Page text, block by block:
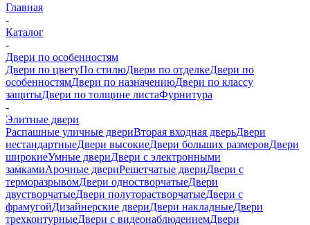
Главная
-
Каталог
-
Двери по особенностям
Двери по цветуПо стилюДвери по отделкеДвери по
особенностямДвери по назначениюДвери по классу
защитыДвери по толщине листаФурнитура
-
Элитные двери
Распашные уличные двериВторая входная дверьДвери
нестандартныеДвери высокиеДвери больших размеровДвери
широкиеУмные двериДвери с электронными
замкамиАрочные двериРешетчатые двериДвери с
терморазрывомДвери одностворчатыеДвери
двустворчатыеДвери полуторастворчатыеДвери с
фрамугойДизайнерские двериДвери накладныеДвери
трехконтурныеДвери с видеонаблюдениемДвери